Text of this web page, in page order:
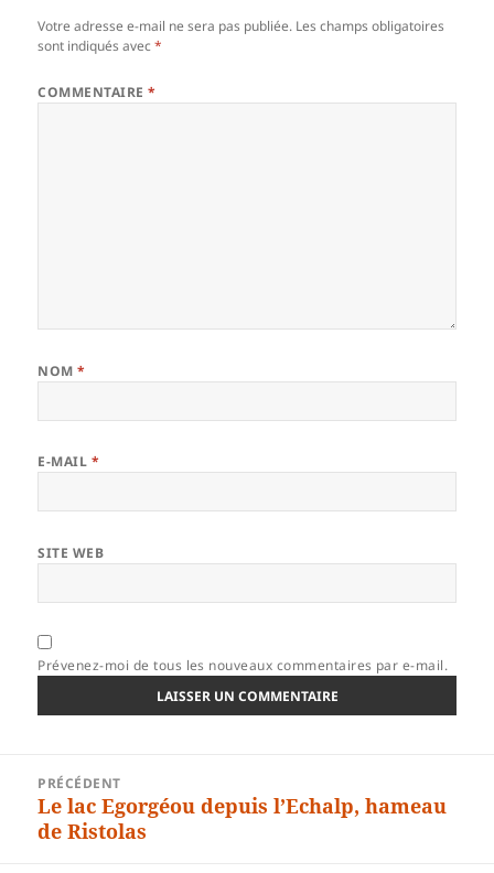
Votre adresse e-mail ne sera pas publiée. Les champs obligatoires
sont indiqués avec*
COMMENTAIRE*
NOM*
E-MAIL *
SITE WEB
Prévenez-moi de tous les nouveaux commentaires par e-mail.
l’article
PRÉCÉDENT
Article
précédent :
Le lac Egorgéou depuis l’Echalp, hameau
de Ristolas